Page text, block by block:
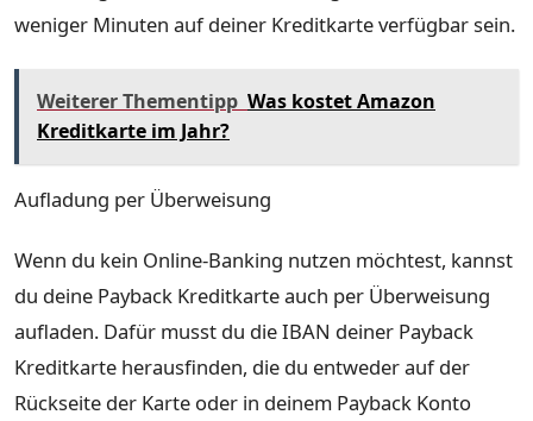
weniger Minuten auf deiner Kreditkarte verfügbar sein.
Weiterer Thementipp Was kostet Amazon
Kreditkarte im Jahr?
Aufladung per Überweisung
Wenn du kein Online-Banking nutzen möchtest, kannst
du deine Payback Kreditkarte auch per Überweisung
aufladen. Dafür musst du die IBAN deiner Payback
Kreditkarte herausfinden, die du entweder auf der
Rückseite der Karte oder in deinem Payback Konto